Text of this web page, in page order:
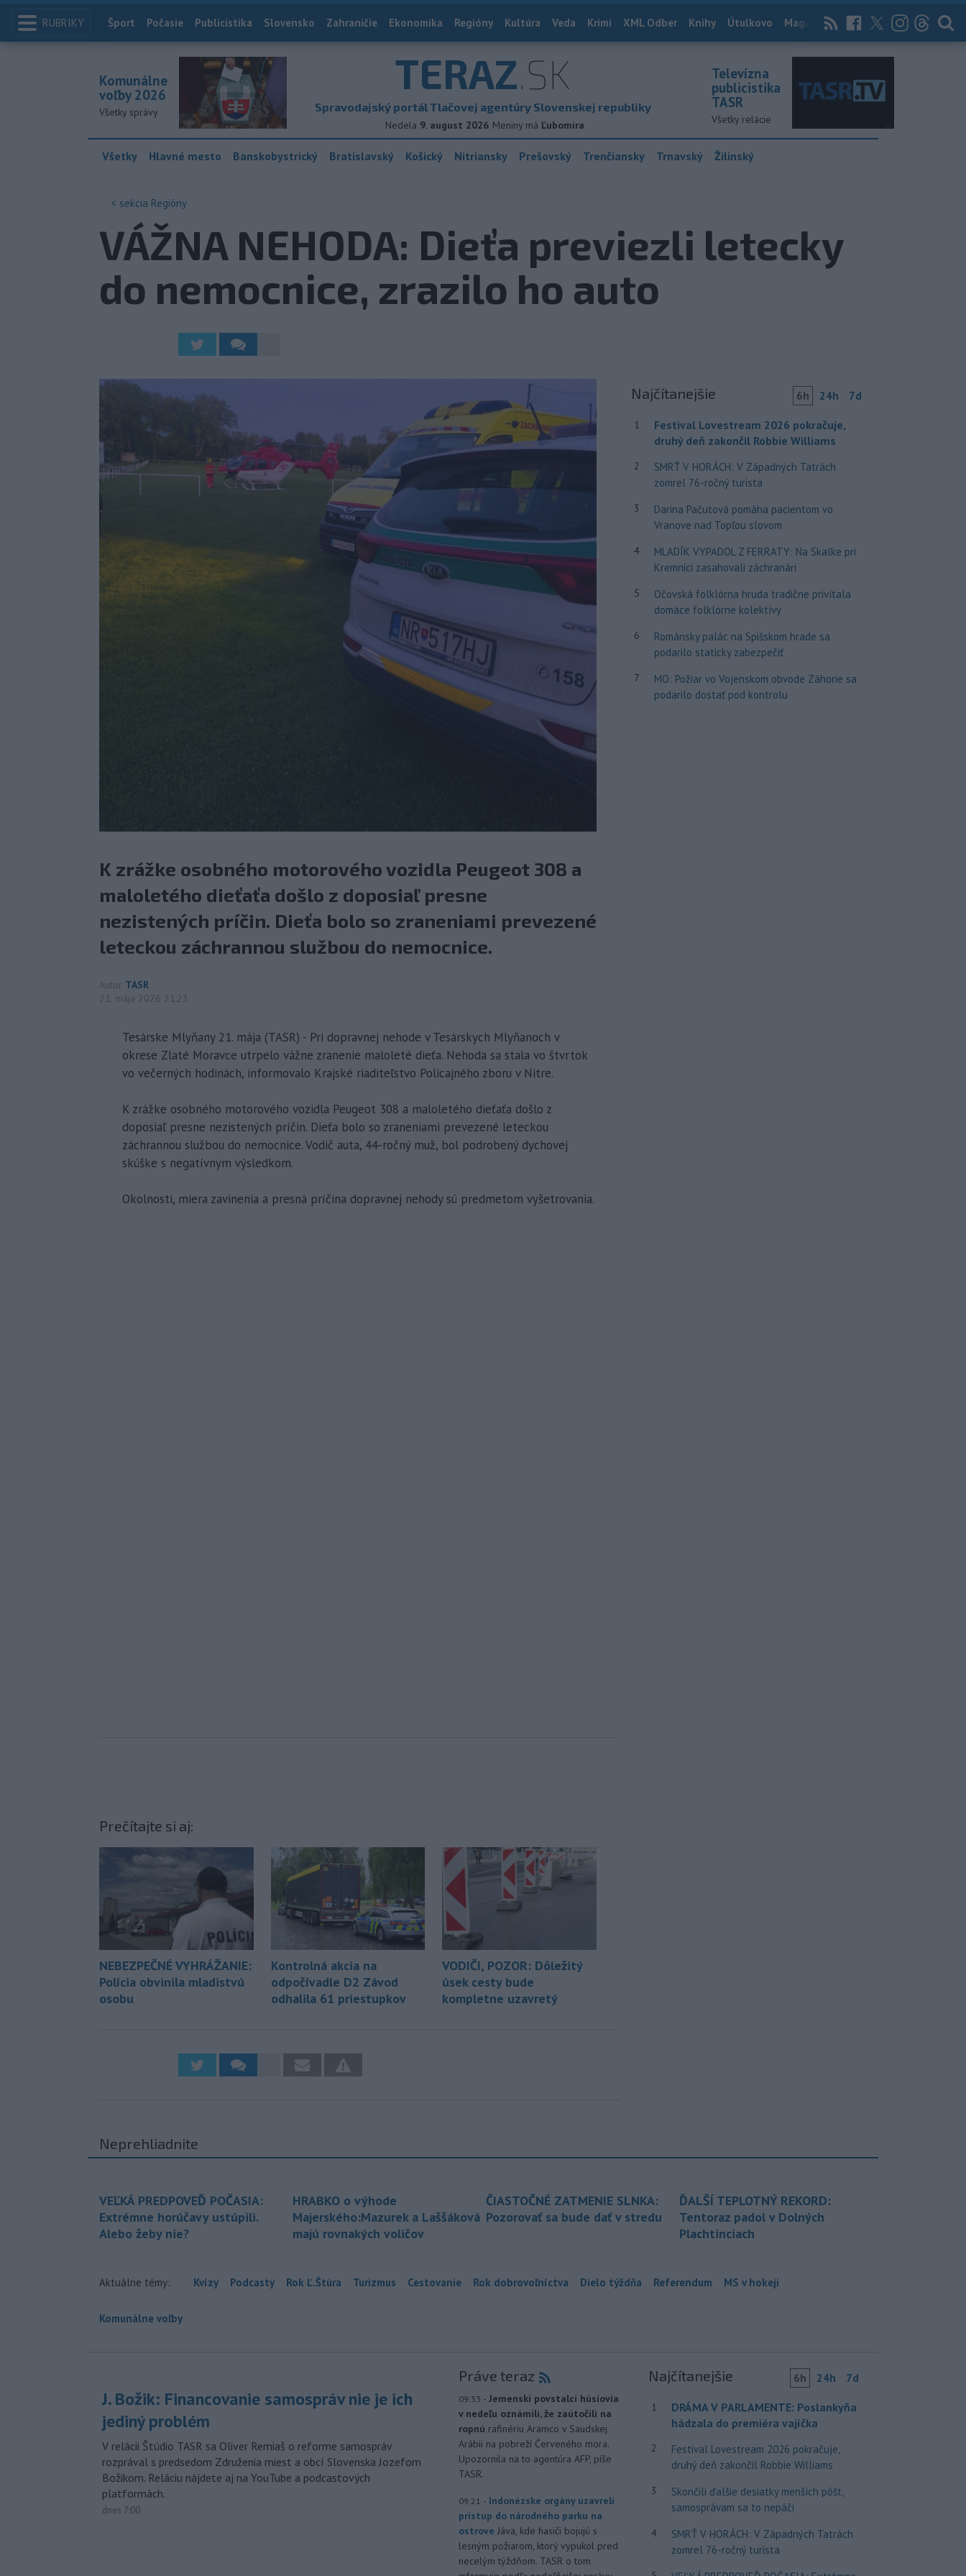
RUBRIKY Index
Šport Počasie Publicistika Slovensko Zahraničie Ekonomika Regióny Kultúra Veda Krimi XML Odber Knihy Útulkovo Magazín News Now Archív
TERAZ.SK
Spravodajský portál Tlačovej agentúry Slovenskej republiky
Nedela 9. august 2026 Meniny má Ľubomíra
Komunálne
voľby 2026
Všetky správy
Televízna
publicistika
TASR
Všetky relácie
Všetky Hlavné mesto Banskobystrický Bratislavský Košický Nitriansky Prešovský Trenčiansky Trnavský Žilinský
< sekcia Regióny
VÁŽNA NEHODA: Dieťa previezli letecky
do nemocnice, zrazilo ho auto
K zrážke osobného motorového vozidla Peugeot 308 a
maloletého dieťaťa došlo z doposiaľ presne
nezistených príčin. Dieťa bolo so zraneniami prevezené
leteckou záchrannou službou do nemocnice.
Autor TASR
21. mája 2026 21:23
Tesárske Mlyňany 21. mája (TASR) - Pri dopravnej nehode v Tesárskych Mlyňanoch v
okrese Zlaté Moravce utrpelo vážne zranenie maloleté dieťa. Nehoda sa stala vo štvrtok
vo večerných hodinách, informovalo Krajské riaditeľstvo Policajného zboru v Nitre.
K zrážke osobného motorového vozidla Peugeot 308 a maloletého dieťaťa došlo z
doposiaľ presne nezistených príčin. Dieťa bolo so zraneniami prevezené leteckou
záchrannou službou do nemocnice. Vodič auta, 44-ročný muž, bol podrobený dychovej
skúške s negatívnym výsledkom.
Okolnosti, miera zavinenia a presná príčina dopravnej nehody sú predmetom vyšetrovania.
Prečítajte si aj:
NEBEZPEČNÉ VYHRÁŽANIE:
Polícia obvinila mladistvú
osobu
Kontrolná akcia na
odpočívadle D2 Závod
odhalila 61 priestupkov
VODIČI, POZOR: Dôležitý
úsek cesty bude
kompletne uzavretý
Najčítanejšie 6h 24h 7d
1
Festival Lovestream 2026 pokračuje,
druhý deň zakončil Robbie Williams
2
SMRŤ V HORÁCH: V Západných Tatrách
zomrel 76-ročný turista
3
Darina Pačutová pomáha pacientom vo
Vranove nad Topľou slovom
4
MLADÍK VYPADOL Z FERRATY: Na Skalke pri
Kremnici zasahovali záchranári
5
Očovská folklórna hruda tradične privítala
domáce folklórne kolektívy
6
Románsky palác na Spišskom hrade sa
podarilo staticky zabezpečiť
7
MO: Požiar vo Vojenskom obvode Záhorie sa
podarilo dostať pod kontrolu
Neprehliadnite
VEĽKÁ PREDPOVEĎ POČASIA:
Extrémne horúčavy ustúpili.
Alebo žeby nie?
HRABKO o výhode
Majerského:Mazurek a Laššáková
majú rovnakých voličov
ČIASTOČNÉ ZATMENIE SLNKA:
Pozorovať sa bude dať v stredu
ĎALŠÍ TEPLOTNÝ REKORD:
Tentoraz padol v Dolných
Plachtinciach
Aktuálne témy: Kvízy Podcasty Rok Ľ.Štúra Turizmus Cestovanie Rok dobrovoľníctva Dielo týždňa Referendum MS v hokeji
Komunálne voľby
J. Božik: Financovanie samospráv nie je ich
jediný problém
V relácii Štúdio TASR sa Oliver Remiaš o reforme samospráv
rozprával s predsedom Združenia miest a obcí Slovenska Jozefom
Božikom. Reláciu nájdete aj na YouTube a podcastových
platformách.
dnes 7:00
Práve teraz
09:33 - Jemenskí povstalci húsíovia
v nedeľu oznámili, že zaútočili na
ropnú rafinériu Aramco v Saudskej
Arábii na pobreží Červeného mora.
Upozornila na to agentúra AFP, píše
TASR.
09:21 - Indonézske orgány uzavreli
prístup do národného parku na
ostrove Jáva, kde hasiči bojujú s
lesným požiarom, ktorý vypukol pred
necelým týždňom. TASR o tom
Najčítanejšie 6h 24h 7d
1
DRÁMA V PARLAMENTE: Poslankyňa
hádzala do premiéra vajíčka
2
Festival Lovestream 2026 pokračuje,
druhý deň zakončil Robbie Williams
3
Skončili ďalšie desiatky menších pôšt,
samosprávam sa to nepáči
4
SMRŤ V HORÁCH: V Západných Tatrách
zomrel 76-ročný turista